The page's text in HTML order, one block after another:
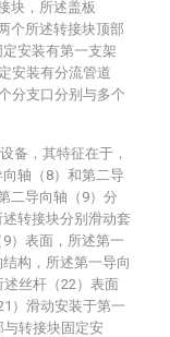
块，所述盖板
个所述转接块顶部
安装有第一支架
安装有分流管道
分支口分别与多个
备，其特征在于，
轴（8）和第二导
二导向轴（9）分
转接块分别滑动套
）表面，所述第一
构，所述第一导向
丝杆（22）表面
）滑动安装于第一
转接块固定安